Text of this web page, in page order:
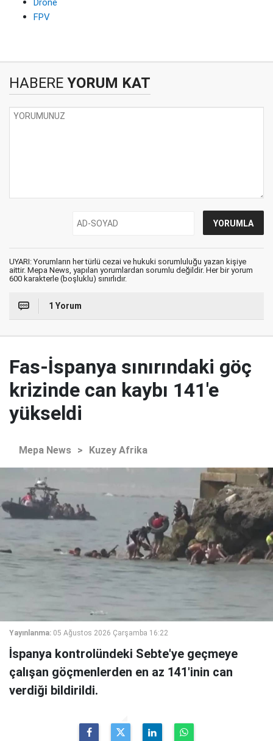
Drone
FPV
HABERE YORUM KAT
UYARI: Yorumların her türlü cezai ve hukuki sorumluluğu yazan kişiye
aittir. Mepa News, yapılan yorumlardan sorumlu değildir. Her bir yorum
600 karakterle (boşluklu) sınırlıdır.
1 Yorum
Fas-İspanya sınırındaki göç
krizinde can kaybı 141'e
yükseldi
Mepa News > Kuzey Afrika
Yayınlanma: 05 Ağustos 2026 Çarşamba 16:22
İspanya kontrolündeki Sebte'ye geçmeye
çalışan göçmenlerden en az 141'inin can
verdiği bildirildi.